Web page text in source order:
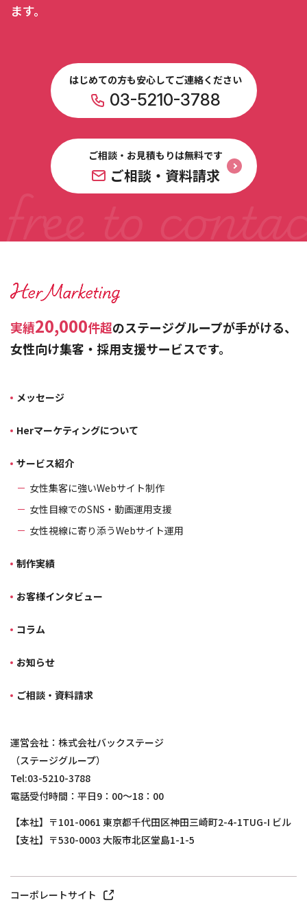
ます。
はじめての方も安心してご連絡ください
03-5210-3788
ご相談・お見積もりは無料です
ご相談・資料請求
実績20,000件超のステージグループが手がける、
女性向け集客・採用支援サービスです。
メッセージ
Herマーケティングについて
サービス紹介
女性集客に強いWebサイト制作
女性目線でのSNS・動画運用支援
女性視線に寄り添うWebサイト運用
制作実績
お客様インタビュー
コラム
お知らせ
ご相談・資料請求
運営会社：株式会社バックステージ
（ステージグループ）
Tel:03-5210-3788
電話受付時間：平日9：00～18：00
【本社】〒101-0061 東京都千代田区神田三崎町2-4-1TUG-I ビル
【支社】〒530-0003 大阪市北区堂島1-1-5
コーポレートサイト